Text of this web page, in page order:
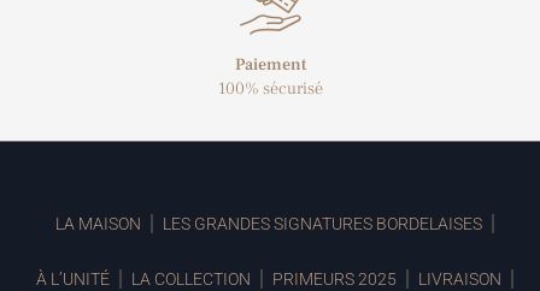
Paiement
100% sécurisé
LA MAISON LES GRANDES SIGNATURES BORDELAISES
À L’UNITÉ LA COLLECTION PRIMEURS 2025 LIVRAISON